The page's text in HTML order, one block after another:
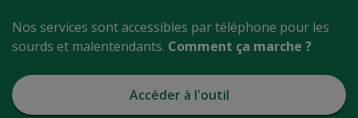
Nos services sont accessibles par téléphone pour les
sourds et malentendants. Comment ça marche ?
Accéder à l'outil